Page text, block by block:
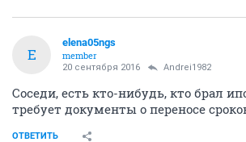
E
elena05ngs
member
20 сентября 2016 Andrei1982
Соседи, есть кто-нибудь, кто брал
требует документы о переносе
ОТВЕТИТЬ